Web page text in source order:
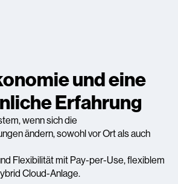
und eine
Erfahrung
wenn sich die
ändern, sowohl vor Ort als auch
Flexibilität mit Pay-per-Use, flexiblem
Cloud-Anlage.